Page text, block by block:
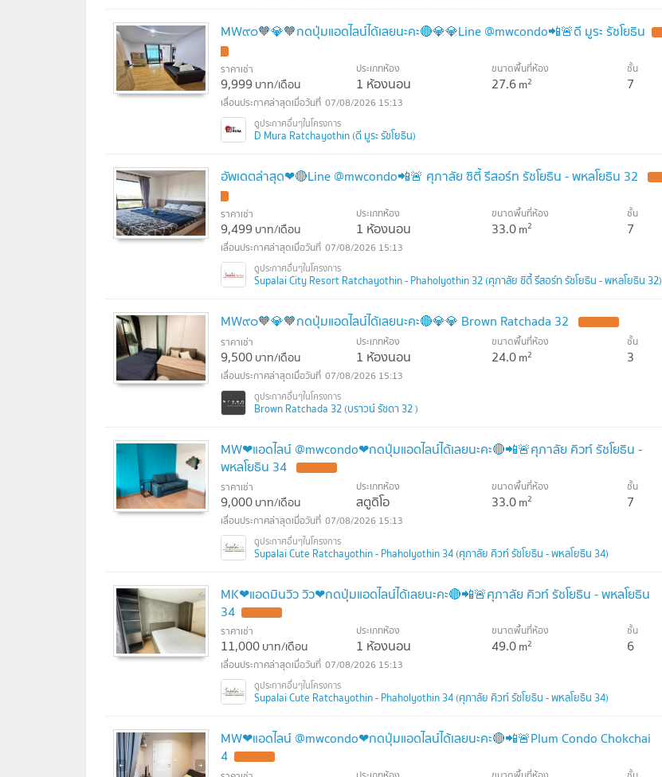
MW๙๐🧡💎🧡กดปุ่มแอดไลน์ได้เลยนะคะ🔴💎💎Line @mwcondo📲🚨ดี มูระ รัชโยธิน
ราคาเช่า
9,999บาท/เดือน
ประเภทห้อง
1 ห้องนอน
ขนาดพื้นที่ห้อง
27.6m2
ชั้น
7
07/08/2026 15:13
D Mura Ratchayothin (ดี มูระ รัชโยธิน)
อัพเดตล่าสุด❤🔴Line @mwcondo📲🚨 ศุภาลัย ซิตี้ รีสอร์ท รัชโยธิน - พหลโยธิน 32
ราคาเช่า
9,499บาท/เดือน
ประเภทห้อง
1 ห้องนอน
ขนาดพื้นที่ห้อง
33.0m2
ชั้น
7
07/08/2026 15:13
Supalai City Resort Ratchayothin - Phaholyothin 32 (ศุภาลัย ซิตี้ รีสอร์ท รัชโยธิน - พหลโยธิน 32)
MW๙๐🧡💎🧡กดปุ่มแอดไลน์ได้เลยนะคะ🔴💎💎 Brown Ratchada 32
ราคาเช่า
9,500บาท/เดือน
ประเภทห้อง
1 ห้องนอน
ขนาดพื้นที่ห้อง
24.0m2
ชั้น
3
07/08/2026 15:13
Brown Ratchada 32 (บราวน์ รัชดา 32 )
MW❤แอดไลน์ @mwcondo❤กดปุ่มแอดไลน์ได้เลยนะคะ🔴📲🚨ศุภาลัย คิวท์ รัชโยธิน -
พหลโยธิน 34
ราคาเช่า
9,000บาท/เดือน
ประเภทห้อง
สตูดิโอ
ขนาดพื้นที่ห้อง
33.0m2
ชั้น
7
07/08/2026 15:13
Supalai Cute Ratchayothin - Phaholyothin 34 (ศุภาลัย คิวท์ รัชโยธิน - พหลโยธิน 34)
MK❤แอดมินวิว วิว❤กดปุ่มแอดไลน์ได้เลยนะคะ🔴📲🚨ศุภาลัย คิวท์ รัชโยธิน - พหลโยธิน
34
ราคาเช่า
11,000บาท/เดือน
ประเภทห้อง
1 ห้องนอน
ขนาดพื้นที่ห้อง
49.0m2
ชั้น
6
07/08/2026 15:13
Supalai Cute Ratchayothin - Phaholyothin 34 (ศุภาลัย คิวท์ รัชโยธิน - พหลโยธิน 34)
MW❤แอดไลน์ @mwcondo❤กดปุ่มแอดไลน์ได้เลยนะคะ🔴📲🚨Plum Condo Chokchai
4